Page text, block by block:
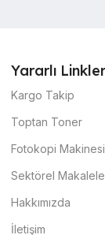
Yararlı Linkler
Kargo Takip
Toptan Toner
Fotokopi Makinesi
Sektörel
Hakkımızda
İletişim